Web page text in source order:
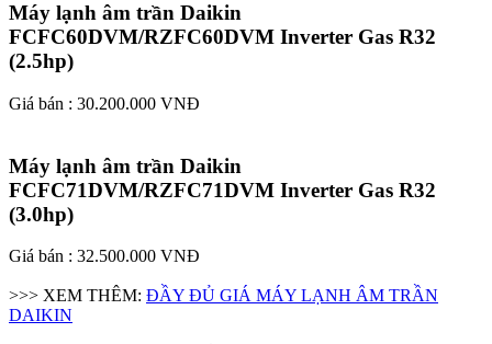
Máy lạnh âm trần Daikin
FCFC60DVM/RZFC60DVM Inverter Gas R32
(2.5hp)​
Giá bán : 30.200.000 VNĐ
Máy lạnh âm trần Daikin
FCFC71DVM/RZFC71DVM Inverter Gas R32
(3.0hp)​
Giá bán : 32.500.000 VNĐ
>>> XEM THÊM: ĐẦY ĐỦ GIÁ MÁY LẠNH ÂM TRẦN
DAIKIN